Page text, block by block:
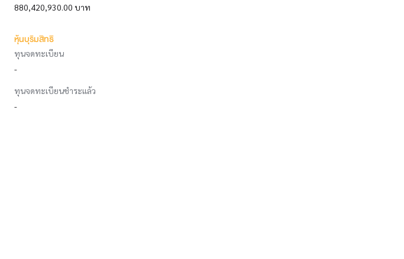
880,420,930.00 บาท
หุ้นบุริมสิทธิ
ทุนจดทะเบียน
-
ทุนจดทะเบียนชำระแล้ว
-